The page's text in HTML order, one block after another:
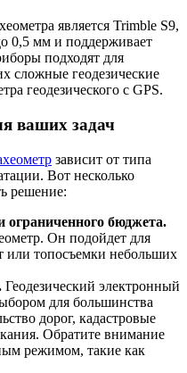
является Trimble S9,
0,5 мм и поддерживает
подходят для
геодезические
геодезического с GPS.
ваших задач
зависит от типа
Вот несколько
решение:
ограниченного бюджета.
Он подойдет для
или топосъемки небольших
Геодезический электронный
для большинства
дорог, кадастровые
Обратите внимание
режимом, такие как